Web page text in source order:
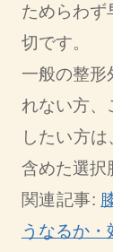
ためらわず
切です。
一般の整形
れない方、
したい方
含めた選択
関連記事:
うなるか・